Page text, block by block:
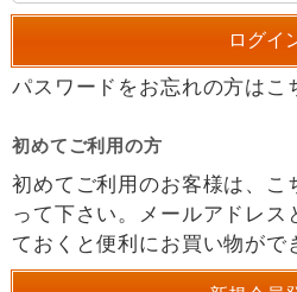
パスワードをお忘れの方はこ
初めてご利用の方
初めてご利用のお客様は、こ
って下さい。メールアドレス
ておくと便利にお買い物がで